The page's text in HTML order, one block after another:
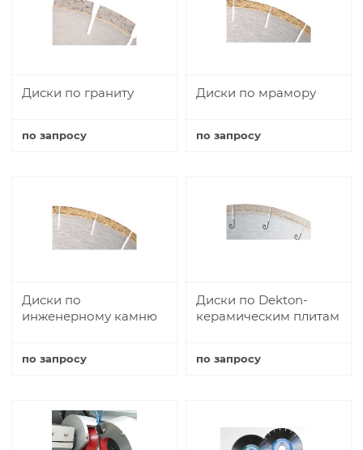
Диски по граниту
по запросу
Диски по мрамору
по запросу
Диски по
инженерному камню
по запросу
Диски по Dekton-
керамическим плитам
по запросу